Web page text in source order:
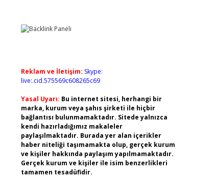
Reklam ve İletişim: Skype:
live:.cid.575569c608265c69
Yasal Uyarı: Bu internet sitesi, herhangi bir
marka, kurum veya şahıs şirketi ile hiçbir
bağlantısı bulunmamaktadır. Sitede yalnızca
kendi hazırladığımız makaleler
paylaşılmaktadır. Burada yer alan içerikler
haber niteliği taşımamakta olup, gerçek kurum
ve kişiler hakkında paylaşım yapılmamaktadır.
Gerçek kurum ve kişiler ile isim benzerlikleri
tamamen tesadüfidir.